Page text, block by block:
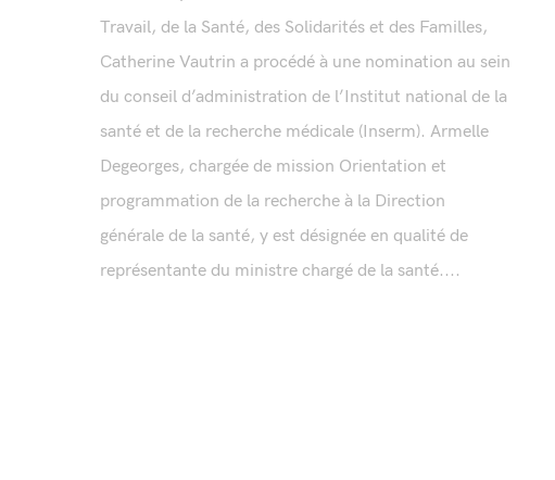
Travail, de la Santé, des Solidarités et des Familles,
Catherine Vautrin a procédé à une nomination au sein
du conseil d’administration de l’Institut national de la
santé et de la recherche médicale (Inserm). Armelle
Degeorges, chargée de mission Orientation et
programmation de la recherche à la Direction
générale de la santé, y est désignée en qualité de
représentante du ministre chargé de la santé....